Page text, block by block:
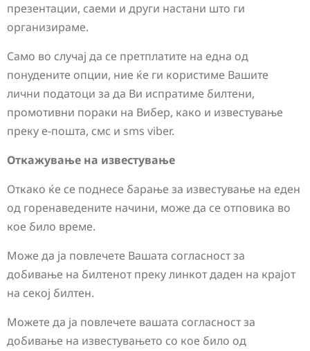
презентации, саеми и други настани што ги
организираме.
Само во случај да се претплатите на една од
понудените опции, ние ќе ги користиме Вашите
лични податоци за да Ви испратиме билтени,
промотивни пораки на Вибер, како и известување
преку е-пошта, смс и sms viber.
Откажување на известување
Откако ќе се поднесе барање за известување на еден
од горенаведените начини, може да се отповика во
кое било време.
Може да ја повлечете Вашата согласност за
добивање на билтенот преку линкот даден на крајот
на секој билтен.
Можете да ја повлечете вашата согласност за
добивање на известувањето со кое било од